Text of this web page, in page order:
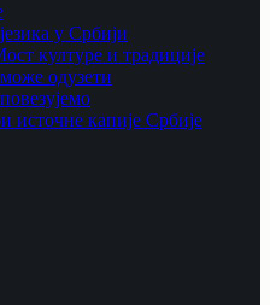
у Србији
културе и традиције
одузети
источне капије Србије